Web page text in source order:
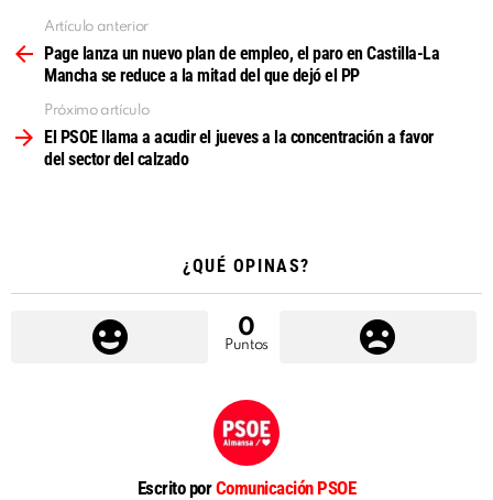
más
Artículo anterior
Page lanza un nuevo plan de empleo, el paro en Castilla-La
Mancha se reduce a la mitad del que dejó el PP
Próximo artículo
El PSOE llama a acudir el jueves a la concentración a favor
del sector del calzado
¿QUÉ OPINAS?
0
Puntos
Escrito porComunicación PSOE